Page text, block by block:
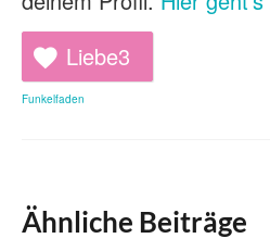
Liebe3
Funkelfaden
Ähnliche Beiträge